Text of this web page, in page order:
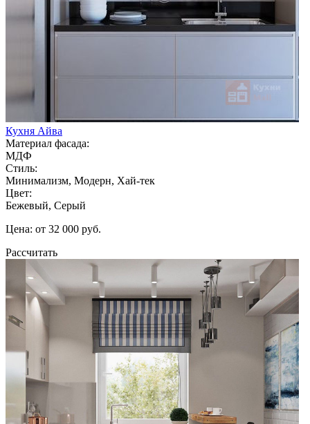
Кухня Айва
Материал фасада:
МДФ
Стиль:
Минимализм, Модерн, Хай-тек
Цвет:
Бежевый, Серый
Цена: от 32 000 руб.
Рассчитать